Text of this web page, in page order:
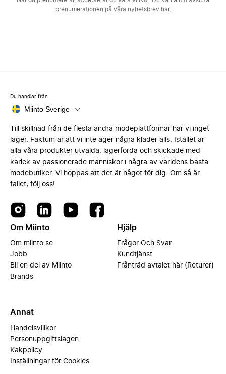
prenumerationen på våra nyhetsbrev här.
Du handlar från
Miinto Sverige
Till skillnad från de flesta andra modeplattformar har vi inget
lager. Faktum är att vi inte äger några kläder alls. Istället är
alla våra produkter utvalda, lagerförda och skickade med
kärlek av passionerade människor i några av världens bästa
modebutiker. Vi hoppas att det är något för dig. Om så är
fallet, följ oss!
Om Miinto
Om miinto.se
Jobb
Bli en del av Miinto
Brands
Hjälp
Frågor Och Svar
Kundtjänst
Frånträd avtalet här (Returer)
Annat
Handelsvillkor
Personuppgiftslagen
Kakpolicy
Inställningar för Cookies